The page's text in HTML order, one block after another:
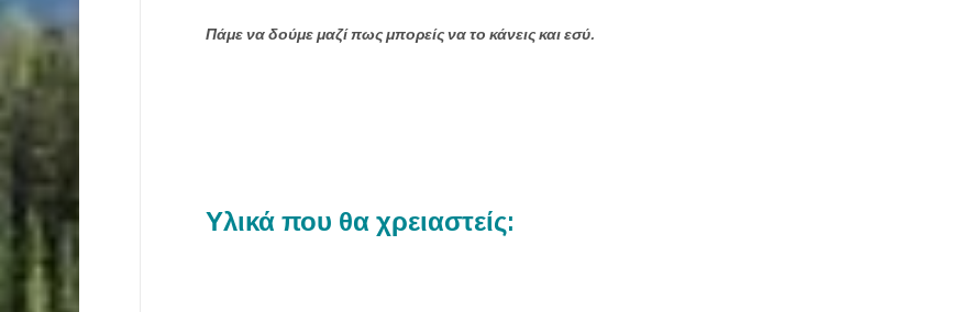
Πάμε να δούμε μαζί πως μπορείς να το κάνεις και εσύ.
Υλικά που θα χρειαστείς: